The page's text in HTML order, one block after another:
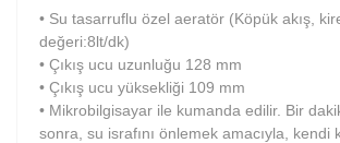
• Su tasarruflu özel aeratör (Köpük akış,
değeri:8lt/dk)
• Çıkış ucu uzunluğu 128 mm
• Çıkış ucu yüksekliği 109 mm
• Mikrobilgisayar ile kumanda edilir. Bir
sonra, su israfını önlemek amacıyla, kendi